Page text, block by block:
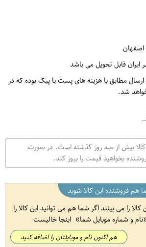
اصفهان
ایران قابل تحویل می باشد
ارسال مطابق با هزینه های پست یا پیک بوده که در
شد.
کالا بیش از صد روز گذشته است. در صورت
بخواهید قیمت را بروز کند.
هم فروشنده این کالا شوید
را می بینند اگر شما هم می توانید این کالا را
نام و شماره موبایل شما اینجا خالیست
هم اکنون نام و موبایلتان را اضافه کنید